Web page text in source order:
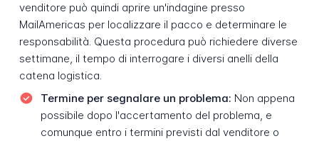
venditore può quindi aprire un'indagine presso
MailAmericas per localizzare il pacco e determinare le
responsabilità. Questa procedura può richiedere diverse
settimane, il tempo di interrogare i diversi anelli della
catena logistica.
Termine per segnalare un problema: Non appena
possibile dopo l'accertamento del problema, e
comunque entro i termini previsti dal venditore o